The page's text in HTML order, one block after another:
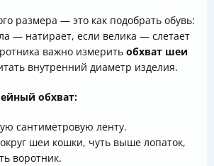
размера — это как подобрать обувь:
— натирает, если велика — слетает
важно измерить обхват шеи
внутренний диаметр изделия.
обхват:
сантиметровую ленту.
шеи кошки, чуть выше лопаток,
воротник.